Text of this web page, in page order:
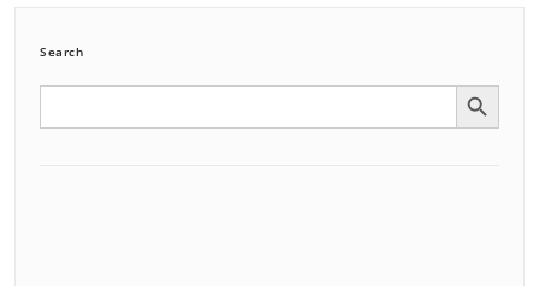
Search
Search Search Button